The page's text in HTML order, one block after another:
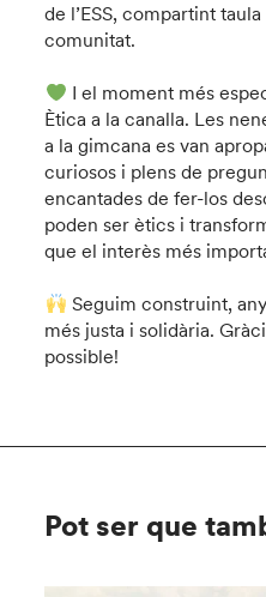
de l’ESS, compartint
comunitat.
I el moment més
Ètica a la canalla. Les
a la gimcana es van
curiosos i plens de
encantades de fer-los
poden ser ètics i
que el interès més
Seguim construint,
més justa i solidària.
possible!
Pot ser que